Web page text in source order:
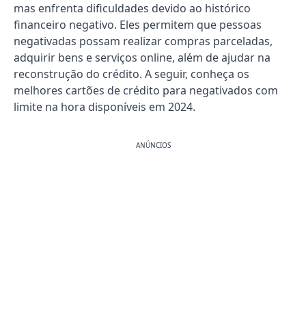
mas enfrenta dificuldades devido ao histórico
financeiro negativo. Eles permitem que pessoas
negativadas possam realizar compras parceladas,
adquirir bens e serviços online, além de ajudar na
reconstrução do crédito. A seguir, conheça os
melhores cartões de crédito para negativados com
limite na hora disponíveis em 2024.
ANÚNCIOS